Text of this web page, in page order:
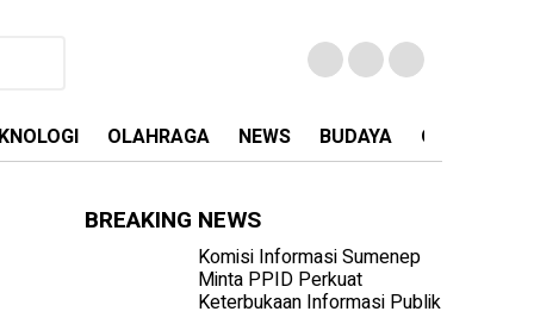
OLAHRAGA NEWS BUDAYA OPINI
BREAKING NEWS
Komisi Informasi Sumenep
Minta PPID Perkuat
Keterbukaan Informasi Publik